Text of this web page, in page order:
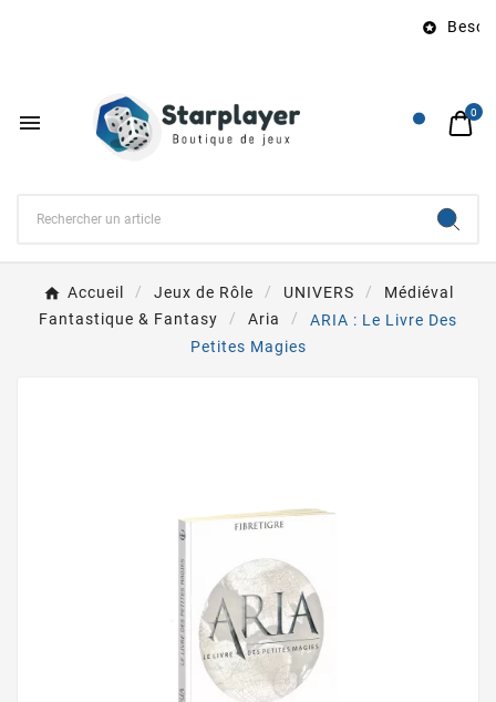

 0
Accueil Jeux de Rôle UNIVERS
Médiéval
Fantastique & Fantasy
Aria
ARIA : Le Livre Des
Petites Magies